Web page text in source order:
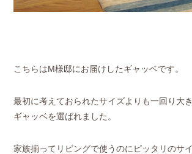
こちらはM様邸にお届けしたギャッベです。
最初に考えておられたサイズよりも一回り大
ギャッベを選ばれました。
家族揃ってリビングで使うのにピッタリのサイ